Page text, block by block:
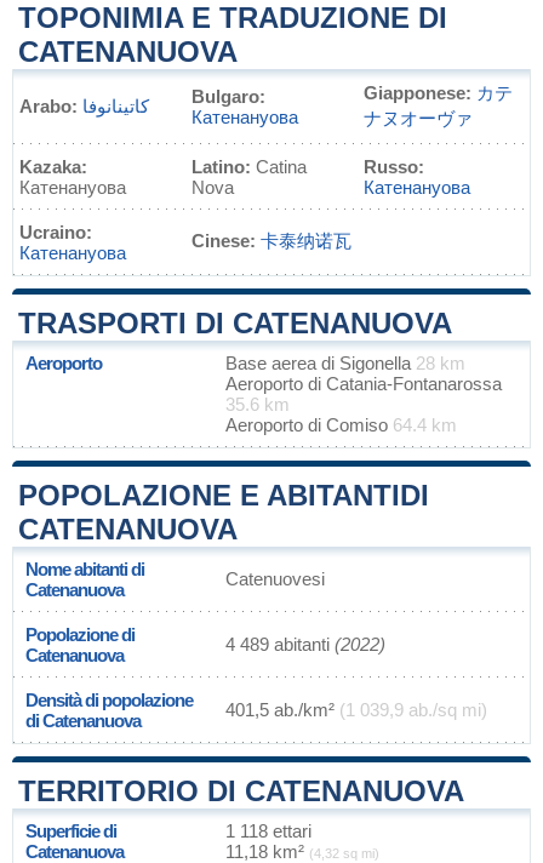
TOPONIMIA E TRADUZIONE DI
CATENANUOVA
Arabo: كاتينانوفا
Bulgaro:
Катенануова
Giapponese: カテ
ナヌオーヴァ
Kazaka:
Катенануова
Latino: Catina
Nova
Russo:
Катенануова
Ucraino:
Катенануова
Cinese: 卡泰纳诺瓦
TRASPORTI DI CATENANUOVA
Aeroporto Base aerea di Sigonella 28 km
Aeroporto di Catania-Fontanarossa
35.6 km
Aeroporto di Comiso 64.4 km
POPOLAZIONE E ABITANTIDI
CATENANUOVA
Nome abitanti di
Catenanuova
Catenuovesi
Popolazione di
Catenanuova
4 489 abitanti (2022)
Densità di popolazione
di Catenanuova
401,5 ab./km² (1 039,9 ab./sq mi)
TERRITORIO DI CATENANUOVA
Superficie di
Catenanuova
1 118 ettari
11,18 km² (4,32 sq mi)